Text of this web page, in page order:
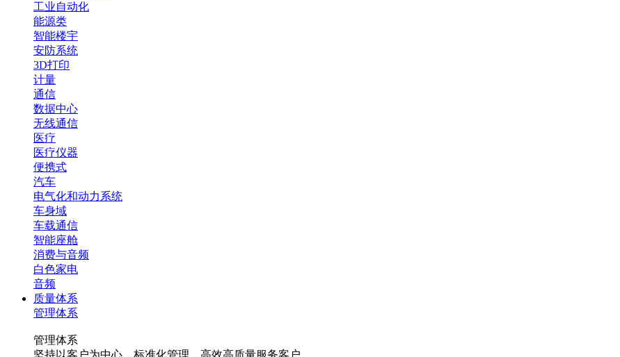
工业自动化
能源类
智能楼宇
安防系统
3D打印
计量
通信
数据中心
无线通信
医疗
医疗仪器
便携式
汽车
电气化和动力系统
车身域
车载通信
智能座舱
消费与音频
白色家电
音频
质量体系
管理体系
管理体系
坚持以客户为中心，标准化管理，高效高质量服务客户